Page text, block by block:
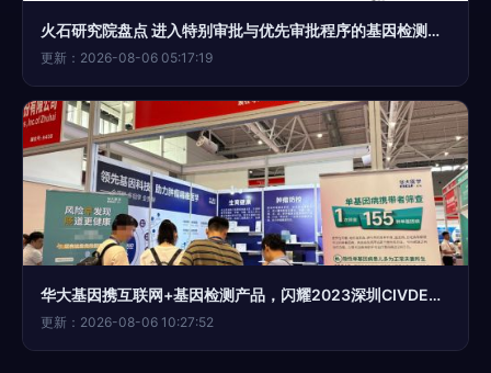
火石研究院盘点 进入特别审批与优先审批程序的基因检测体外诊断产品
更新：2026-08-06 05:17:19
华大基因携互联网+基因检测产品，闪耀2023深圳CIVDE科技盛会
更新：2026-08-06 10:27:52